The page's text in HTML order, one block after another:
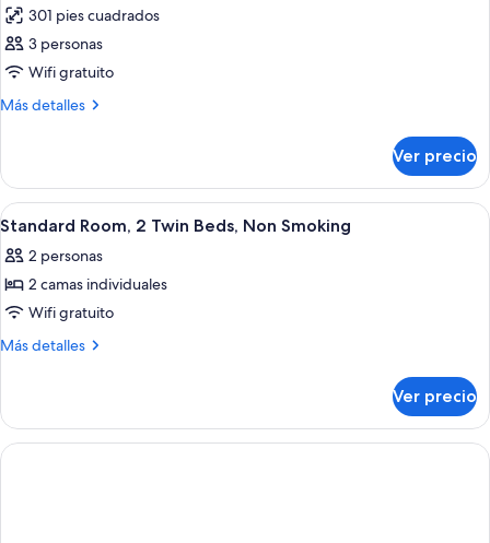
las
fotos
de
Habitación
301 pies cuadrados
3 personas
Wifi gratuito
Más detalles
Más
Ver precio
Abrir
todas
las
fotos
de
Standard
Twin
Beds,
Non
Habitación de hotel con dos camas,
9
Standard Room, 2 Twin Beds, Non Smoking
2 personas
2 camas individuales
Wifi gratuito
Más detalles
Más
Room,
Twin
Ver precio